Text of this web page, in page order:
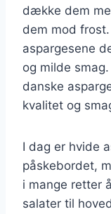
dække dem
dem mod
aspargesene
og milde
danske
kvalitet og
I dag er hvide
påskebordet,
i mange retter
salater til